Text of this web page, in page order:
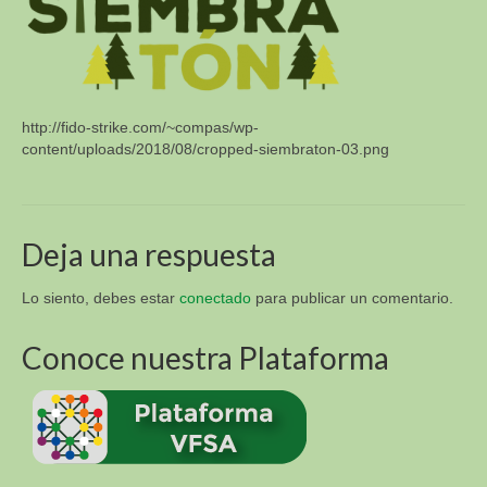
Academia Virtual para la Sustentabilidad
Alimentaria (VFSA)
3. Libros y Tesis
APT Sucre
APT Brasil
VI Congreso Latinoamericano de Etnobiología del
24 al 28 de septiembre 2019 Sucre – Bolivia
http://fido-strike.com/~compas/wp-
content/uploads/2018/08/cropped-siembraton-03.png
Deja una respuesta
Lo siento, debes estar conectado para publicar un comentario.
Conoce nuestra Plataforma